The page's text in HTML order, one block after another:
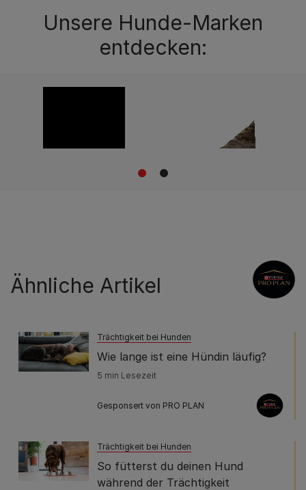
Unsere Hunde-Marken
entdecken:
1 2
Ähnliche Artikel
Trächtigkeit bei Hunden
Wie lange ist eine Hündin läufig?
5 min Lesezeit
Gesponsert von PRO PLAN
Trächtigkeit bei Hunden
So fütterst du deinen Hund
während der Trächtigkeit